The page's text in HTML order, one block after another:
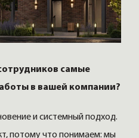
самые
в вашей компании?
и системный подход.
потому что понимаем: мы